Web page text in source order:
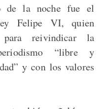
de la noche fue el
Felipe VI, quien
para reivindicar la
“libre y
y con los valores